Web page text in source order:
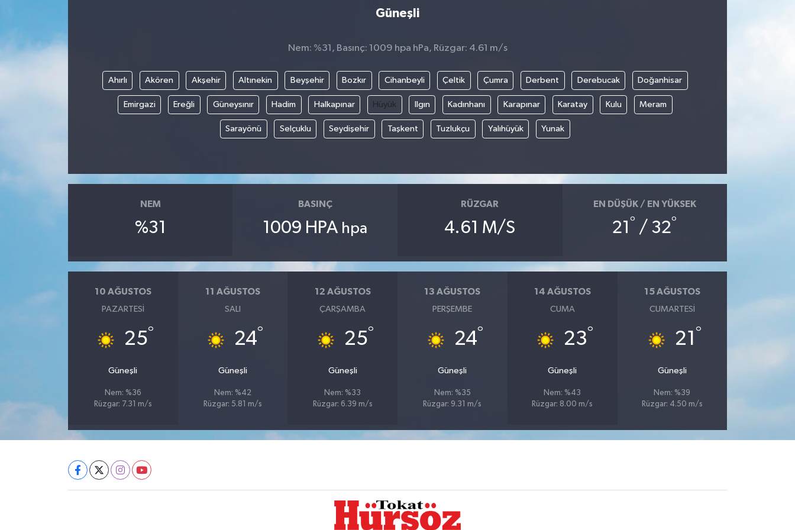
Güneşli
Nem: %31, Basınç: 1009 hpa hPa, Rüzgar: 4.61 m/s
Ahırlı Akören Akşehir Altınekin Beyşehir Bozkır Cihanbeyli Çeltik Çumra Derbent Derebucak Doğanhisar
Emirgazi Ereğli Güneysınır Hadim Halkapınar Hüyük Ilgın Kadınhanı Karapınar Karatay Kulu Meram
Sarayönü Selçuklu Seydişehir Taşkent Tuzlukçu Yalıhüyük Yunak
NEM
%31
BASINÇ
1009 HPA hpa
RÜZGAR
4.61 M/S
EN DÜŞÜK / EN YÜKSEK
21 ° / 32°
10 AĞUSTOS
PAZARTESI
25°
Güneşli
Nem: %36
Rüzgar: 7.31 m/s
11 AĞUSTOS
SALI
24°
Güneşli
Nem: %42
Rüzgar: 5.81 m/s
12 AĞUSTOS
ÇARŞAMBA
25°
Güneşli
Nem: %33
Rüzgar: 6.39 m/s
13 AĞUSTOS
PERŞEMBE
24°
Güneşli
Nem: %35
Rüzgar: 9.31 m/s
14 AĞUSTOS
CUMA
23°
Güneşli
Nem: %43
Rüzgar: 8.00 m/s
15 AĞUSTOS
CUMARTESI
21 °
Güneşli
Nem: %39
Rüzgar: 4.50 m/s
Sağlık